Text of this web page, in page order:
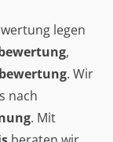
legen
,
. Wir
nach
. Mit